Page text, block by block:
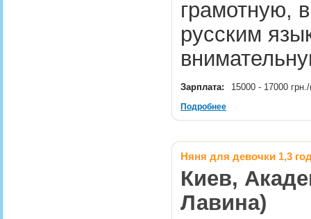
грамотную,
русским
Зарплата: 15000 - 17000
Подробнее
Няня для девочки 1,3
Киев,
Лавина)